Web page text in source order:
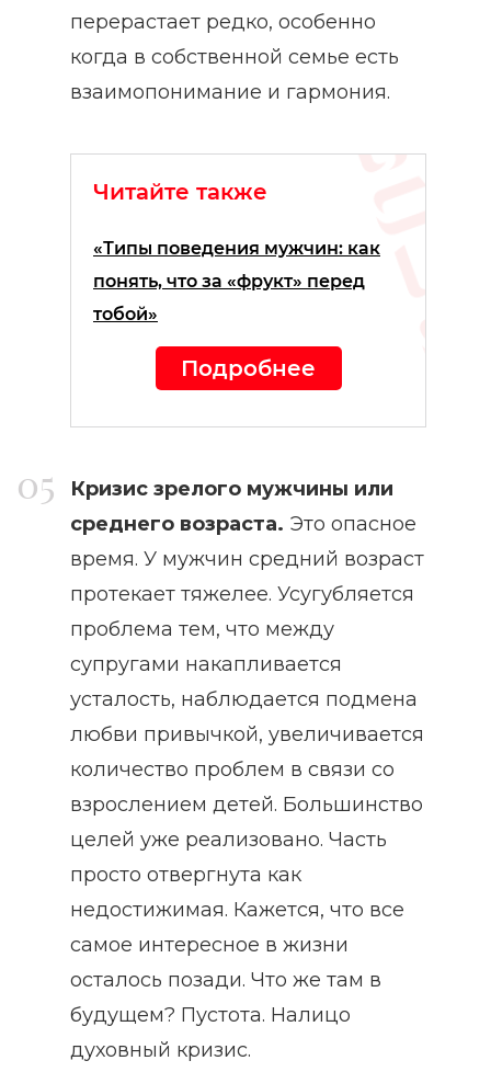
перерастает редко, особенно
когда в собственной семье есть
взаимопонимание и гармония.
Читайте также
«Типы поведения мужчин: как
понять, что за «фрукт» перед
тобой»
Подробнее
Кризис зрелого мужчины или
среднего возраста. Это опасное
время. У мужчин средний возраст
протекает тяжелее. Усугубляется
проблема тем, что между
супругами накапливается
усталость, наблюдается подмена
любви привычкой, увеличивается
количество проблем в связи со
взрослением детей. Большинство
целей уже реализовано. Часть
просто отвергнута как
недостижимая. Кажется, что все
самое интересное в жизни
осталось позади. Что же там в
будущем? Пустота. Налицо
духовный кризис.